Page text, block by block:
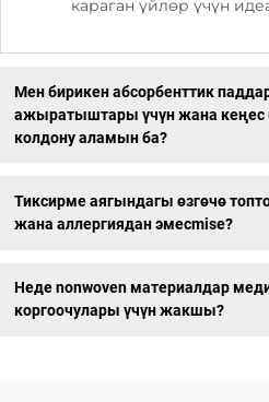
караган үйлөр үчүн
Мен бирикен абсорбенттик
ажыратыштары үчүн жана кеңес
колдону аламын ба?
Тиксирме аягындагы өзгөчө
жана аллергиядан эмесmise?
Неде nonwoven материалдар
коргоочулары үчүн жакшы?